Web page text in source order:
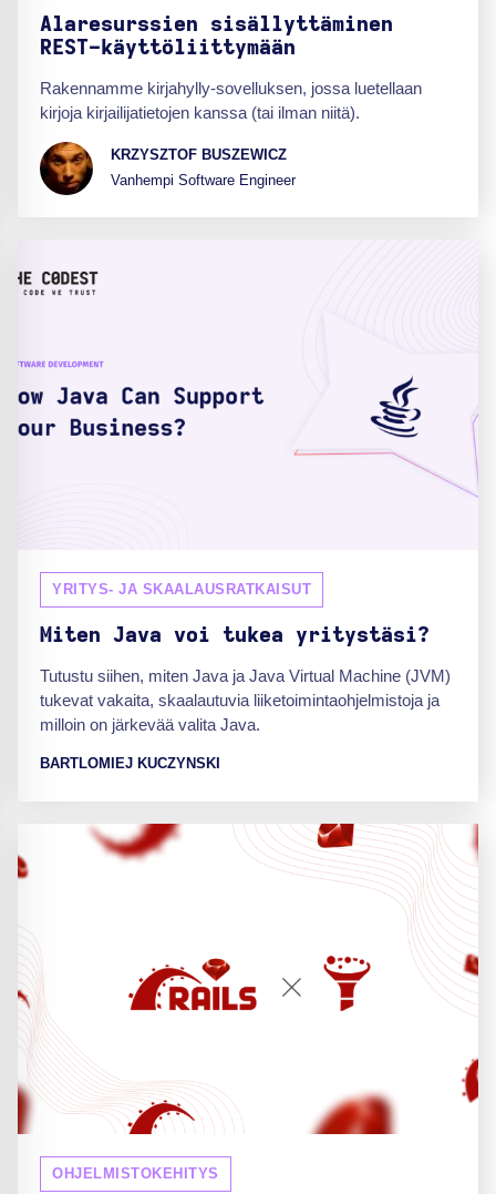
Alaresurssien sisällyttäminen
REST-käyttöliittymään
Rakennamme kirjahylly-sovelluksen, jossa luetellaan
kirjoja kirjailijatietojen kanssa (tai ilman niitä).
KRZYSZTOF BUSZEWICZ
Vanhempi Software Engineer
YRITYS- JA SKAALAUSRATKAISUT
Miten Java voi tukea yritystäsi?
Tutustu siihen, miten Java ja Java Virtual Machine (JVM)
tukevat vakaita, skaalautuvia liiketoimintaohjelmistoja ja
milloin on järkevää valita Java.
BARTLOMIEJ KUCZYNSKI
OHJELMISTOKEHITYS